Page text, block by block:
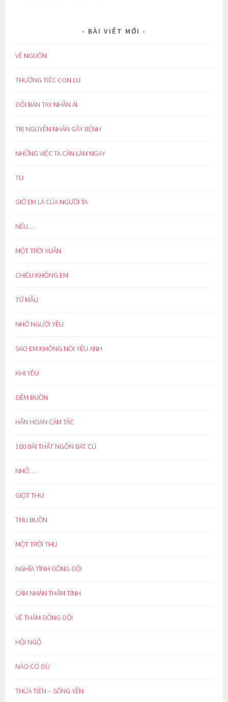
BÀI VIẾT MỚI
VỀ NGUỒN
THƯƠNG TIẾC CON LU
ĐÔI BÀN TAY NHÂN ÁI
TRỊ NGUYÊN NHÂN GÂY BỆNH
NHỮNG VIỆC TA CẦN LÀM NGAY
TU
GIỜ EM LÀ CỦA NGƯỜI TA
NẾU…
MỘT TRỜI XUÂN
CHIỀU KHÔNG EM
TỪ MẪU
NHỚ NGƯỜI YÊU
SAO EM KHÔNG NÓI YÊU ANH
KHI YÊU
ĐÊM BUỒN
HÂN HOAN CẢM TÁC
100 BÀI THẤT NGÔN BÁT CÚ
NHỚ…
GIỌT THU
THU BUỒN
MỘT TRỜI THU
NGHĨA TÌNH ĐỒNG ĐỘI
CẢM NHẬN THÂM TÌNH
VỀ THĂM ĐỒNG ĐỘI
HỘI NGỘ
NÀO CÓ ĐỦ
THỪA TIỀN – SỐNG YÊN